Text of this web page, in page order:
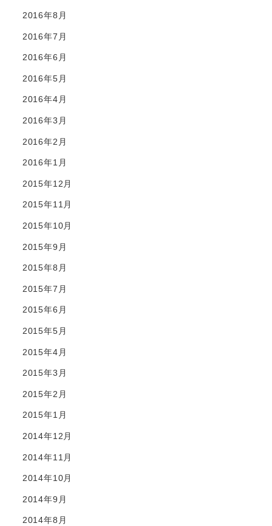
2016年8月
2016年7月
2016年6月
2016年5月
2016年4月
2016年3月
2016年2月
2016年1月
2015年12月
2015年11月
2015年10月
2015年9月
2015年8月
2015年7月
2015年6月
2015年5月
2015年4月
2015年3月
2015年2月
2015年1月
2014年12月
2014年11月
2014年10月
2014年9月
2014年8月